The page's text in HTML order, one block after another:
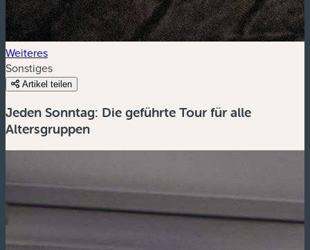
Weiteres
Sonstiges
Artikel teilen
Jeden Sonntag: Die geführte Tour für alle
Altersgruppen